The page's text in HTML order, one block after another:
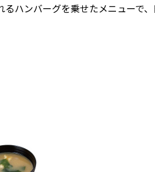
ハンバーグを乗せたメニューで